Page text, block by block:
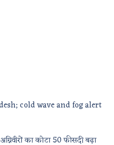
cold wave and fog alert
का कोटा 50 फीसदी बढ़ा